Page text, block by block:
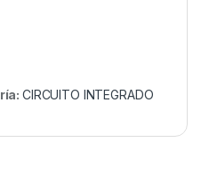
CIRCUITO INTEGRADO